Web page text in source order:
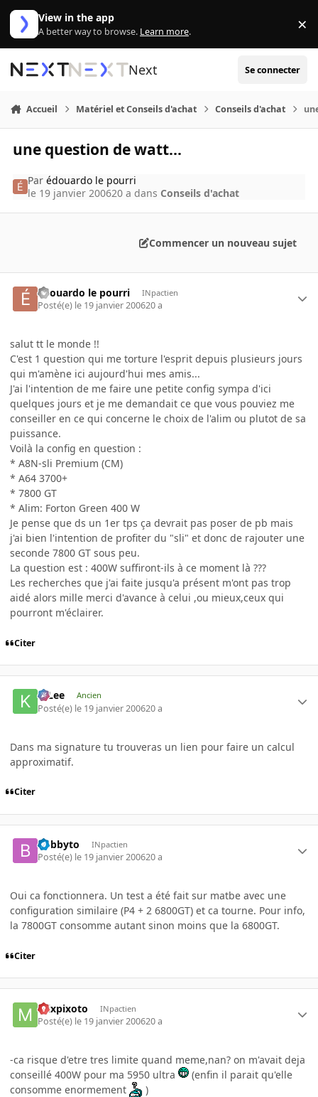
Aller au contenu
View in the app
A better way to browse. Learn more. ×
Next Se connecter
Accueil Matériel et Conseils d'achat Conseils d'achat
une question de watt...
Parédouardo le pourri
le 19 janvier 200620 a dans Conseils d'achat
Commencer un nouveau sujet
édouardo le pourri INpactien
Posté(e) le 19 janvier 200620 a
salut tt le monde !!
C'est 1 question qui me torture l'esprit depuis plusieurs jours
qui m'amène ici aujourd'hui mes amis...
J'ai l'intention de me faire une petite config sympa d'ici
quelques jours et je me demandait ce que vous pouviez me
conseiller en ce qui concerne le choix de l'alim ou plutot de sa
puissance.
Voilà la config en question :
* A8N-sli Premium (CM)
* A64 3700+
* 7800 GT
* Alim: Forton Green 400 W
Je pense que ds un 1er tps ça devrait pas poser de pb mais
j'ai bien l'intention de profiter du "sli" et donc de rajouter une
seconde 7800 GT sous peu.
La question est : 400W suffiront-ils à ce moment là ???
Les recherches que j'ai faite jusqu'a présent m'ont pas trop
aidé alors mille merci d'avance à celui ,ou mieux,ceux qui
pourront m'éclairer.
Citer
K-Lee Ancien
Posté(e) le 19 janvier 200620 a
Dans ma signature tu trouveras un lien pour faire un calcul
approximatif.
Citer
bobbyto INpactien
Posté(e) le 19 janvier 200620 a
Oui ca fonctionnera. Un test a été fait sur matbe avec une
configuration similaire (P4 + 2 6800GT) et ca tourne. Pour info,
la 7800GT consomme autant sinon moins que la 6800GT.
Citer
mixpixoto INpactien
Posté(e) le 19 janvier 200620 a
-ca risque d'etre tres limite quand meme,nan? on m'avait deja
conseillé 400W pour ma 5950 ultra
(enfin il parait qu'elle
consomme enormement
)